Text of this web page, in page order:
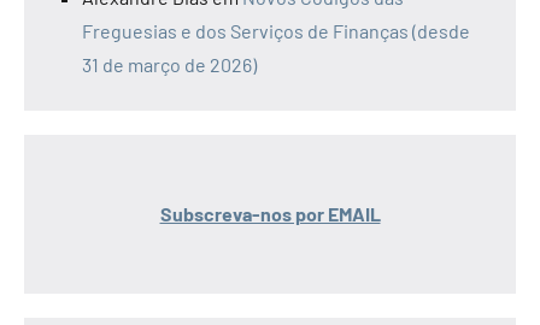
Freguesias e dos Serviços de Finanças (desde
31 de março de 2026)
Subscreva-nos por EMAIL